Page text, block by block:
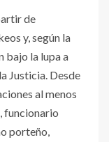
de
y, según la
bajo la lupa a
Justicia. Desde
al menos
funcionario
porteño,